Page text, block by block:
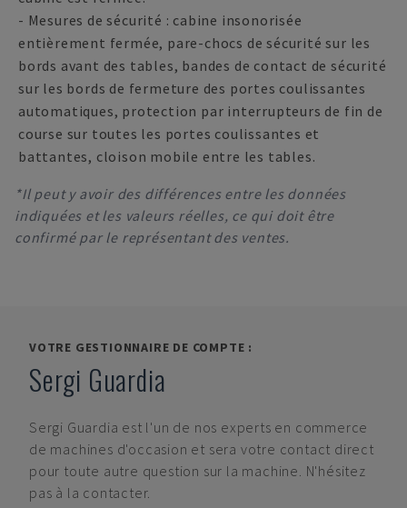
- Mesures de sécurité : cabine insonorisée
entièrement fermée, pare-chocs de sécurité sur les
bords avant des tables, bandes de contact de sécurité
sur les bords de fermeture des portes coulissantes
automatiques, protection par interrupteurs de fin de
course sur toutes les portes coulissantes et
battantes, cloison mobile entre les tables.
*Il peut y avoir des différences entre les données
indiquées et les valeurs réelles, ce qui doit être
confirmé par le représentant des ventes.
VOTRE GESTIONNAIRE DE COMPTE :
Sergi Guardia
Sergi Guardia est l'un de nos experts en commerce
de machines d'occasion et sera votre contact direct
pour toute autre question sur la machine. N'hésitez
pas à la contacter.